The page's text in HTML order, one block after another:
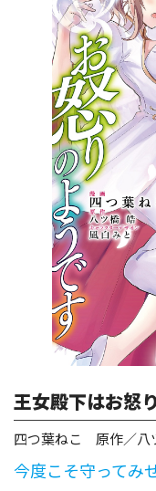
王女殿下はお怒
四つ葉ねこ 原作／八
今度こそ守ってみ